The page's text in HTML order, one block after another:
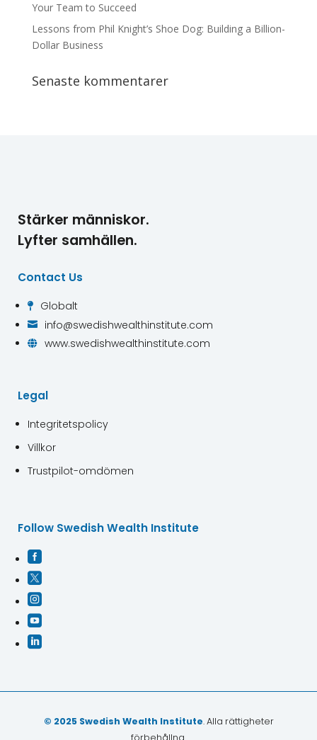
Your Team to Succeed
Lessons from Phil Knight’s Shoe Dog: Building a Billion-
Dollar Business
Senaste kommentarer
Stärker människor.
Lyfter samhällen.
Contact Us
 Globalt
 info@swedishwealthinstitute.com
 www.swedishwealthinstitute.com
Legal
Integritetspolicy
Villkor
Trustpilot-omdömen
Follow Swedish Wealth Institute





© 2025 Swedish Wealth Institute. Alla rättigheter
förbehållna.